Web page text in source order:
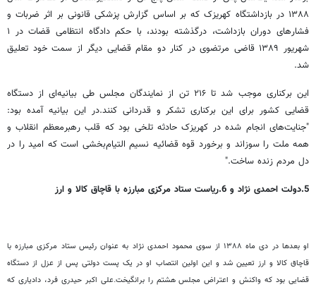
۱۳۸۸ در بازداشتگاه کهریزک که بر اساس گزارش پزشکی قانونی بر اثر ضربات و
فشارهای دوران بازداشت، درگذشته بودند، با حکم دادگاه انتظامی قضات در ۱
شهریور ۱۳۸۹ قاضی مرتضوی در کنار دو مقام قضایی دیگر از سمت خود تعلیق
شد.
این برکناری موجب شد تا ۲۱۶ تن از نمایندگان مجلس طی بیانیه‌ای از دستگاه
قضایی کشور برای این برکناری تشکر و قدردانی کنند.در این بیانیه آمده بود:
"جنایت‌های انجام شده در کهریزک حادثه تلخی بود که قلب رهبرمعظم انقلاب و
همه ملت را سوزاند و برخورد قوه قضائیه نسیم التیام‌بخشی است که امید را در
دل مردم زنده ساخت."
5.دولت احمدی نژاد و 6.ریاست ستاد مرکزی مبارزه با قاچاق کالا و ارز
او بعدها در دی ماه ۱۳۸۸ از سوی محمود احمدی نژاد به عنوان رئیس ستاد مرکزی مبارزه با
قاچاق کالا و ارز تعیین شد و این اولین انتصاب او در یک پست دولتی پس از عزل از دستگاه
قضایی بود که واکنش و اعتراض مجلس هشتم را برانگیخت.علی اکبر حیدری فرد، دادیاری که